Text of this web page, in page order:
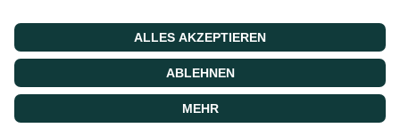
© 2026 CASA 43 Concept, Powered by shopify